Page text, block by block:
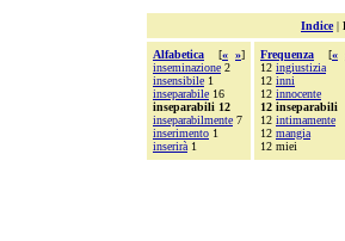
Indice|
Alfabetica [« »]
inseminazione 2
insensibile 1
inseparabile 16
inseparabili 12
inseparabilmente 7
inserimento 1
inserirà 1
Frequenza [«
12 ingiustizia
12 inni
12 innocente
12 inseparabili
12 intimamente
12 mangia
12 miei